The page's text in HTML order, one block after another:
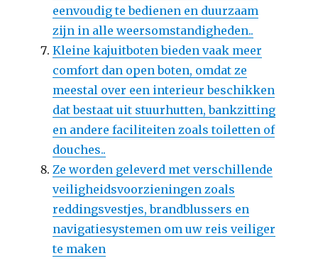
eenvoudig te bedienen en duurzaam
zijn in alle weersomstandigheden..
Kleine kajuitboten bieden vaak meer
comfort dan open boten, omdat ze
meestal over een interieur beschikken
dat bestaat uit stuurhutten, bankzitting
en andere faciliteiten zoals toiletten of
douches..
Ze worden geleverd met verschillende
veiligheidsvoorzieningen zoals
reddingsvestjes, brandblussers en
navigatiesystemen om uw reis veiliger
te maken